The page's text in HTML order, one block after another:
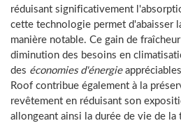
réduisant significativement
cette technologie permet d'abaisser
manière notable. Ce gain de
diminution des besoins en
des économies d'énergie
Roof contribue également à la
revêtement en réduisant son
allongeant ainsi la durée de vie de la